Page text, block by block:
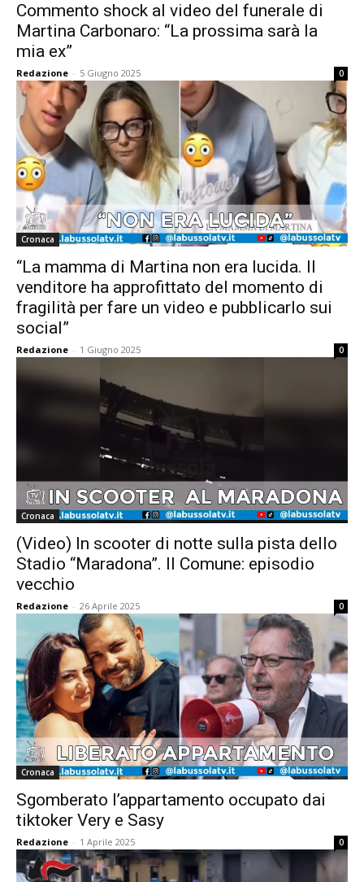
Commento shock al video del funerale di
Martina Carbonaro: “La prossima sarà la
mia ex”
Redazione - 5 Giugno 2025 0
Cronaca
“La mamma di Martina non era lucida. Il
venditore ha approfittato del momento di
fragilità per fare un video e pubblicarlo sui
social”
Redazione - 1 Giugno 2025 0
Cronaca
(Video) In scooter di notte sulla pista dello
Stadio “Maradona”. Il Comune: episodio
vecchio
Redazione - 26 Aprile 2025 0
Cronaca
Sgomberato l’appartamento occupato dai
tiktoker Very e Sasy
Redazione - 1 Aprile 2025 0